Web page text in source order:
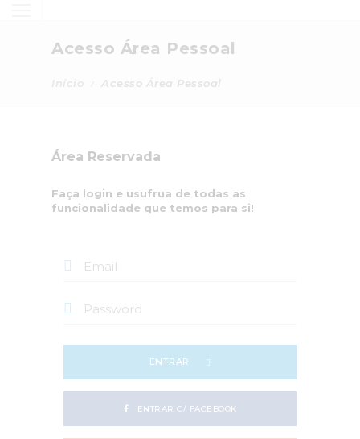
Acesso Área Pessoal
Acesso Área Pessoal
Área Reservada
Faça login e usufrua de todas as
funcionalidade que temos para si!
ENTRAR
ENTRAR C/ FACEBOOK